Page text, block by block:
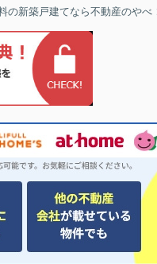
の新築戸建てなら不動産のやべ